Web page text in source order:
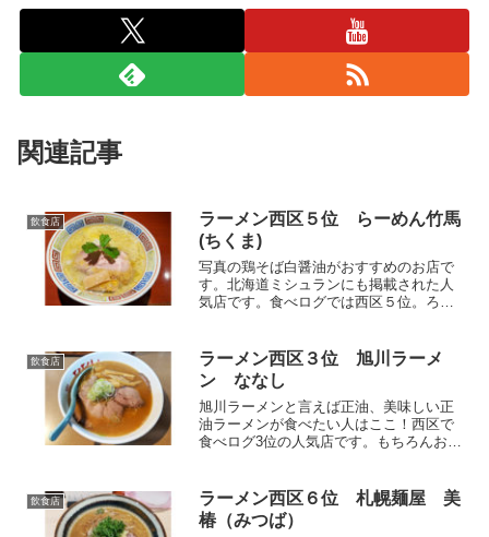
関連記事
飲食店
ラーメン西区５位 らーめん竹馬
(ちくま)
写真の鶏そば白醤油がおすすめのお店で
す。北海道ミシュランにも掲載された人
気店です。食べログでは西区５位。ろぐ
す。お役に立てたら幸いです。メニュー
券売機準備中メニュー（仮...
飲食店
ラーメン西区３位 旭川ラーメ
ン ななし
旭川ラーメンと言えば正油、美味しい正
油ラーメンが食べたい人はここ！西区で
食べログ3位の人気店です。もちろんおす
北のラーメンらしく塩分がガツンとくる
スープと、スープによく...
飲食店
ラーメン西区６位 札幌麺屋 美
椿（みつば）